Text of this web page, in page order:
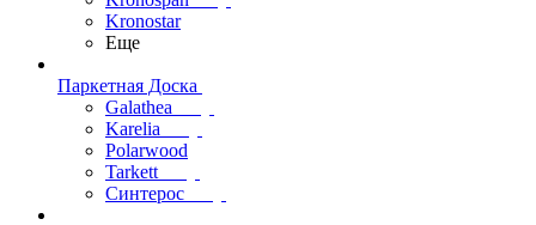
Kronostar
Еще
Паркетная Доска
Galathea
Karelia
Polarwood
Tarkett
Синтерос